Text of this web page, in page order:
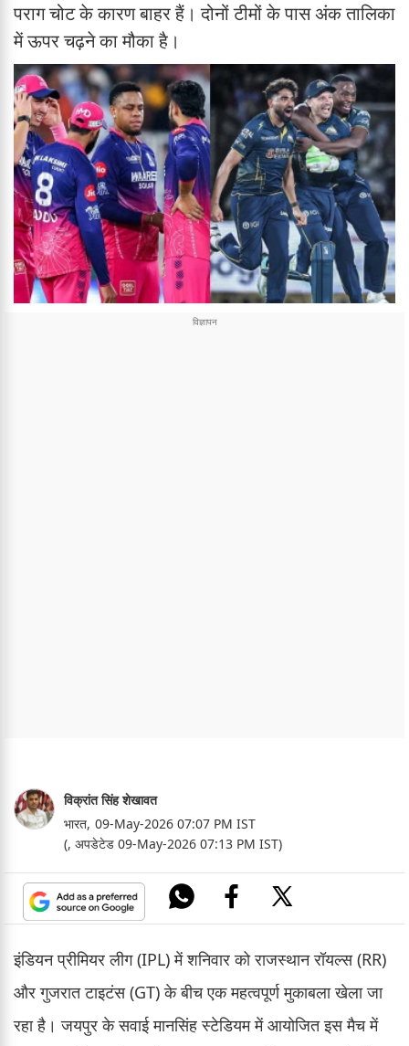
पराग चोट के कारण बाहर हैं। दोनों टीमों के पास अंक तालिका
में ऊपर चढ़ने का मौका है।
विक्रांत सिंह शेखावत
भारत, 09-May-2026 07:07 PM IST
(, अपडेटेड 09-May-2026 07:13 PM IST)
इंडियन प्रीमियर लीग (IPL) में शनिवार को राजस्थान रॉयल्स (RR)
और गुजरात टाइटंस (GT) के बीच एक महत्वपूर्ण मुकाबला खेला जा
रहा है। जयपुर के सवाई मानसिंह स्टेडियम में आयोजित इस मैच में